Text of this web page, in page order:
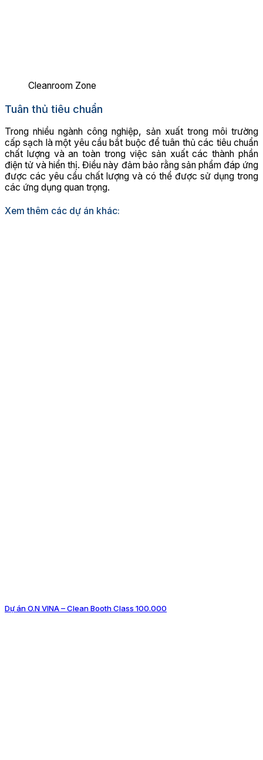
Cleanroom Zone
Tuân thủ tiêu chuẩn
Trong nhiều ngành công nghiệp, sản xuất trong môi trường
cấp sạch là một yêu cầu bắt buộc để tuân thủ các tiêu chuẩn
chất lượng và an toàn trong việc sản xuất các thành phần
điện tử và hiển thị. Điều này đảm bảo rằng sản phẩm đáp ứng
được các yêu cầu chất lượng và có thể được sử dụng trong
các ứng dụng quan trọng.
Xem thêm các dự án khác:
Dự án O.N VINA – Clean Booth Class 100.000